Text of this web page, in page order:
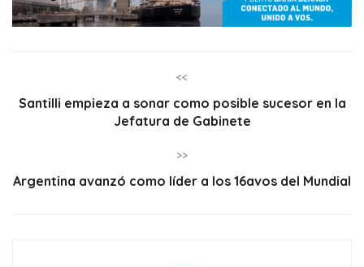
<<
Santilli empieza a sonar como posible sucesor en la
Jefatura de Gabinete
>>
Argentina avanzó como líder a los 16avos del Mundial